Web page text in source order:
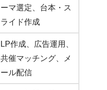
ーマ選定、台本・ス
ライド作成
LP作成、広告運用、
共催マッチング、メ
ール配信